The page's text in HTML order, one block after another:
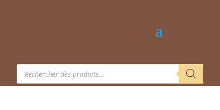
Recherche
produits